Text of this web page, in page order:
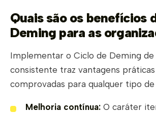
Quais são os benefícios
Deming para as
Implementar o Ciclo de Deming
consistente traz vantagens
comprovadas para qualquer tipo de
Melhoria contínua: O caráter